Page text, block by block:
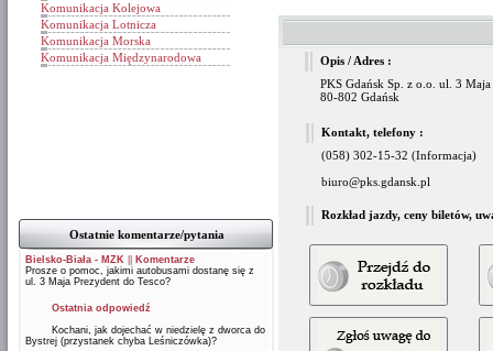
Komunikacja Kolejowa
Komunikacja Lotnicza
Komunikacja Morska
Komunikacja Międzynarodowa
Ostatnie komentarze/pytania
Bielsko-Biała - MZK
Komentarze
Prosze o pomoc, jakimi autobusami dostanę się z
ul. 3 Maja Prezydent do Tesco?
Ostatnia odpowiedź
Kochani, jak dojechać w niedzielę z dworca do
Bystrej (przystanek chyba Leśniczówka)?
Opis / Adres :
PKS Gdańsk Sp. z o.o. ul. 3
80-802 Gdańsk
Kontakt, telefony :
(058) 302-15-32 (Informacja)
biuro@pks.gdansk.pl
Rozkład jazdy, ceny biletów,